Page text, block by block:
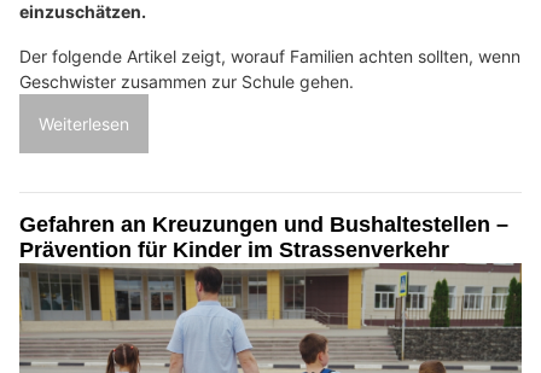
einzuschätzen.
Der folgende Artikel zeigt, worauf Familien achten sollten, wenn
Geschwister zusammen zur Schule gehen.
Weiterlesen
Gefahren an Kreuzungen und Bushaltestellen –
Prävention für Kinder im Strassenverkehr